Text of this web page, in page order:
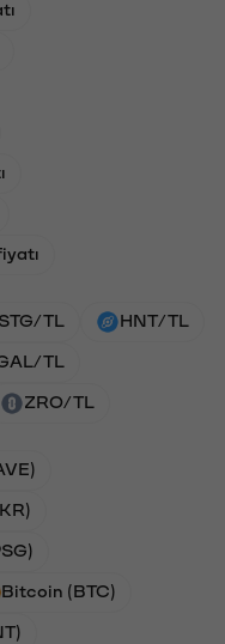
STG/TL HNT/TL
TL
ZRO/TL
Bitcoin (BTC)